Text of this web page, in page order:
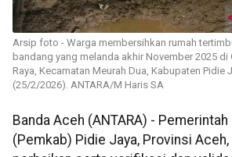
Arsip foto - Warga membersihkan rumah
bandang yang melanda akhir November 2025
Raya, Kecamatan Meurah Dua, Kabupaten Pidie
(25/2/2026). ANTARA/M Haris SA
Banda Aceh (ANTARA) -
(Pemkab) Pidie Jaya, Provinsi